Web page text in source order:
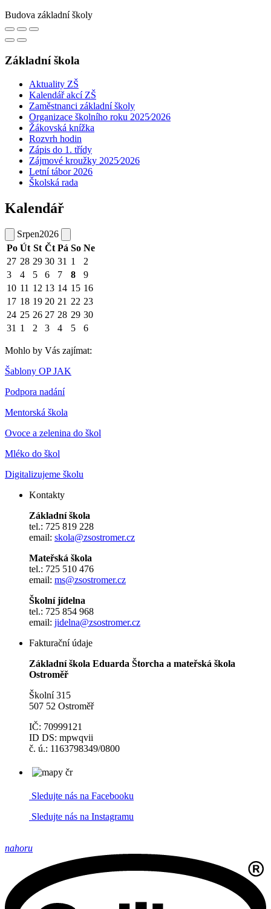
Budova základní školy
Základní škola
Aktuality ZŠ
Kalendář akcí ZŠ
Zaměstnanci základní školy
Organizace školního roku 2025⁄2026
Žákovská knížka
Rozvrh hodin
Zápis do 1. třídy
Zájmové kroužky 2025⁄2026
Letní tábor 2026
Školská rada
Kalendář
Srpen2026
Po Út St Čt Pá So Ne
27 28 29 30 31 1
2
3
4 5 6 7 8
9
10 11 12 13 14 15 16
17 18 19 20 21 22 23
24 25 26 27 28 29 30
31 1 2 3 4 5 6
Mohlo by Vás zajímat:
Šablony OP JAK
Podpora nadání
Mentorská škola
Ovoce a zelenina do škol
Mléko do škol
Digitalizujeme školu
Kontakty
Základní škola
tel.: 725 819 228
email: skola@zsostromer.cz
Mateřská škola
tel.: 725 510 476
email: ms@zsostromer.cz
Školní jídelna
tel.: 725 854 968
email: jidelna@zsostromer.cz
Fakturační údaje
Základní škola Eduarda Štorcha a mateřská škola
Ostroměř
Školní 315
507 52 Ostroměř
IČ: 70999121
ID DS: mpwqvii
č. ú.: 1163798349/0800
Sledujte nás na Facebooku
Sledujte nás na Instagramu
nahoru